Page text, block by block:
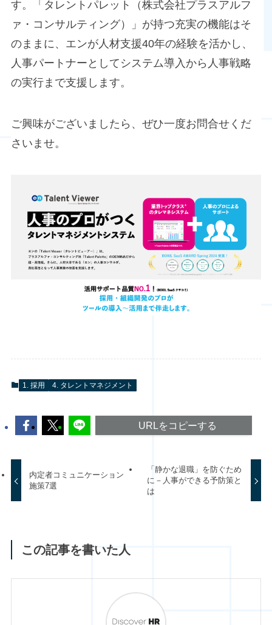
す。「タレントパレット（株式会社プラスアルフ
ァ・コンサルティング）」が持つ充実の機能はそ
のままに、エンが人材支援40年の経験を活かし、
人事パートナーとしてシステム導入から人事戦略
の実行まで支援します。
ご興味がございましたら、ぜひ一度お問合せくだ
さいませ。
1. 採用 4. タレントマネジメント
URLをコピーする
内定者コミュニケーション
施策7選
「静かな退職」を防ぐため
に－人事ができる予防策と
は
この記事を書いた人